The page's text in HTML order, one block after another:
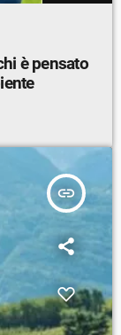
è pensato
insert_link